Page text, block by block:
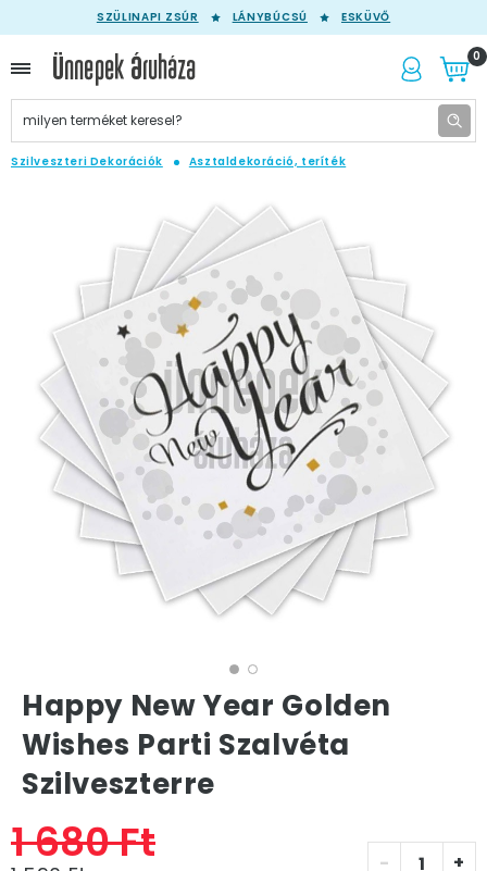
SZÜLINAPI ZSÚR LÁNYBÚCSÚ ESKÜVŐ
0
Szilveszteri Dekorációk Asztaldekoráció, teríték
Happy New Year Golden
Wishes Parti Szalvéta
Szilveszterre
1 680 Ft - +